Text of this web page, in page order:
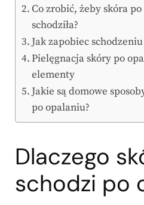
Co zrobić, żeby skóra
schodziła?
Jak zapobiec
Pielęgnacja skóry po
elementy
Jakie są domowe
po opalaniu?
Dlaczego
schodzi po